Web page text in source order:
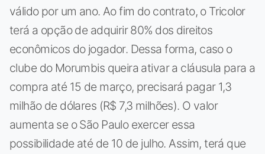
válido por um ano. Ao fim do contrato, o Tricolor
terá a opção de adquirir 80% dos direitos
econômicos do jogador. Dessa forma, caso o
clube do Morumbis queira ativar a cláusula para a
compra até 15 de março, precisará pagar 1,3
milhão de dólares (R$ 7,3 milhões). O valor
aumenta se o São Paulo exercer essa
possibilidade até de 10 de julho. Assim, terá que